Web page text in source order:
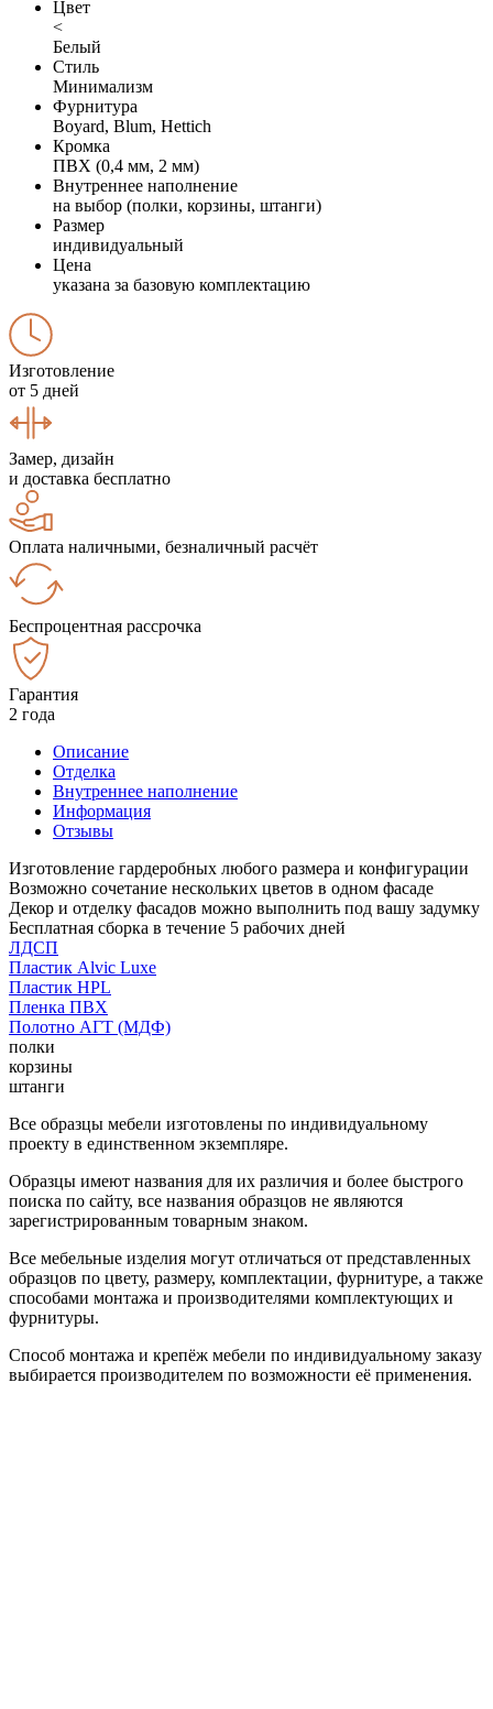
Цвет
<
Белый
Стиль
Минимализм
Фурнитура
Boyard, Blum, Hettich
Кромка
ПВХ (0,4 мм, 2 мм)
Внутреннее наполнение
на выбор (полки, корзины, штанги)
Размер
индивидуальный
Цена
указана за базовую комплектацию
Изготовление
от 5 дней
Замер, дизайн
и доставка бесплатно
Оплата наличными, безналичный расчёт
Беспроцентная рассрочка
Гарантия
2 года
Описание
Отделка
Внутреннее наполнение
Информация
Отзывы
Изготовление гардеробных любого размера и конфигурации
Возможно сочетание нескольких цветов в одном фасаде
Декор и отделку фасадов можно выполнить под вашу задумку
Бесплатная сборка в течение 5 рабочих дней
ЛДСП
Пластик Alvic Luxe
Пластик HPL
Пленка ПВХ
Полотно АГТ (МДФ)
полки
корзины
штанги
Все образцы мебели изготовлены по индивидуальному
проекту в единственном экземпляре.
Образцы имеют названия для их различия и более быстрого
поиска по сайту, все названия образцов не являются
зарегистрированным товарным знаком.
Все мебельные изделия могут отличаться от представленных
образцов по цвету, размеру, комплектации, фурнитуре, а также
способами монтажа и производителями комплектующих и
фурнитуры.
Способ монтажа и крепёж мебели по индивидуальному заказу
выбирается производителем по возможности её применения.